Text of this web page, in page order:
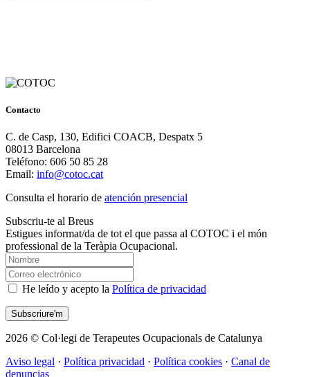
Contacto
C. de Casp, 130, Edifici COACB, Despatx 5
08013 Barcelona
Teléfono: 606 50 85 28
Email: info@cotoc.cat
Consulta el horario de atención presencial
Subscriu-te al Breus
Estigues informat/da de tot el que passa al COTOC i el món
professional de la Teràpia Ocupacional.
He leído y acepto la Política de privacidad
2026 © Col·legi de Terapeutes Ocupacionals de Catalunya
Aviso legal · Política privacidad · Política cookies · Canal de
denuncias